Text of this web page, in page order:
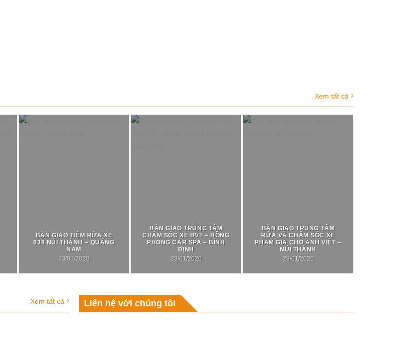
Xem tất cả
BÀN GIAO TIỆM RỬA XE
638 NÚI THÀNH – QUẢNG
NAM
23/01/2020
BÀN GIAO TRUNG TÂM
CHĂM SÓC XE BVT – HỒNG
PHONG CAR SPA – BÌNH
ĐỊNH
23/01/2020
BÀN GIAO TRUNG TÂM
RỬA VÀ CHĂM SÓC XE
PHẠM GIA CHO ANH VIỆT –
NÚI THÀNH
23/01/2020
Xem tất cả Liên hệ với chúng tôi